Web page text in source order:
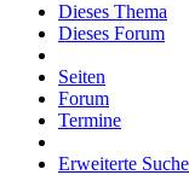
Dieses Thema
Dieses Forum
Seiten
Forum
Termine
Erweiterte Suche